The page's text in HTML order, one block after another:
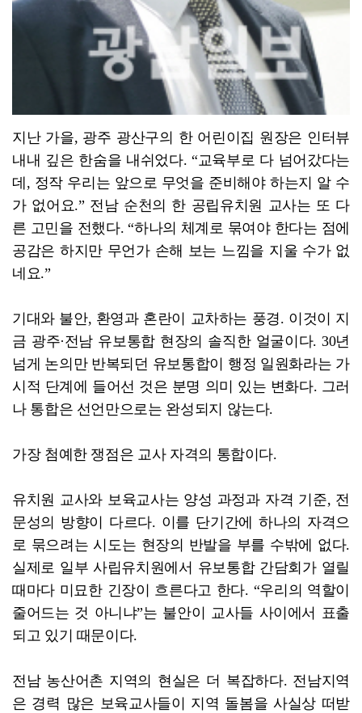
지난 가을, 광주 광산구의 한 어린이집 원장은 인터뷰
내내 깊은 한숨을 내쉬었다. “교육부로 다 넘어갔다는
데, 정작 우리는 앞으로 무엇을 준비해야 하는지 알 수
가 없어요.” 전남 순천의 한 공립유치원 교사는 또 다
른 고민을 전했다. “하나의 체계로 묶여야 한다는 점에
공감은 하지만 무언가 손해 보는 느낌을 지울 수가 없
네요.”
기대와 불안, 환영과 혼란이 교차하는 풍경. 이것이 지
금 광주·전남 유보통합 현장의 솔직한 얼굴이다. 30년
넘게 논의만 반복되던 유보통합이 행정 일원화라는 가
시적 단계에 들어선 것은 분명 의미 있는 변화다. 그러
나 통합은 선언만으로는 완성되지 않는다.
가장 첨예한 쟁점은 교사 자격의 통합이다.
유치원 교사와 보육교사는 양성 과정과 자격 기준, 전
문성의 방향이 다르다. 이를 단기간에 하나의 자격으
로 묶으려는 시도는 현장의 반발을 부를 수밖에 없다.
실제로 일부 사립유치원에서 유보통합 간담회가 열릴
때마다 미묘한 긴장이 흐른다고 한다. “우리의 역할이
줄어드는 것 아니냐”는 불안이 교사들 사이에서 표출
되고 있기 때문이다.
전남 농산어촌 지역의 현실은 더 복잡하다. 전남지역
은 경력 많은 보육교사들이 지역 돌봄을 사실상 떠받